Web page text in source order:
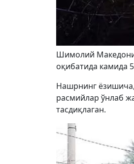
Шимолий
оқибатида камида
Нашрнинг
расмийлар ўнлаб
тасдиқлаган.